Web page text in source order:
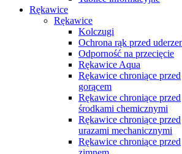
Rękawice
Rękawice
Kolczugi
Ochrona rąk przed
Odporność na przecięcie
Rękawice Aqua
Rękawice chroniące przed
gorącem
Rękawice chroniące przed
środkami chemicznymi
Rękawice chroniące przed
urazami mechanicznymi
Rękawice chroniące przed